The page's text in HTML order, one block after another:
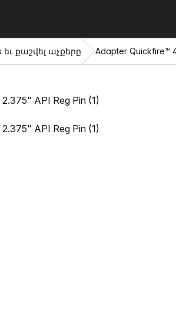
եւ քաշվել աչքերը Adapter Quickfire™